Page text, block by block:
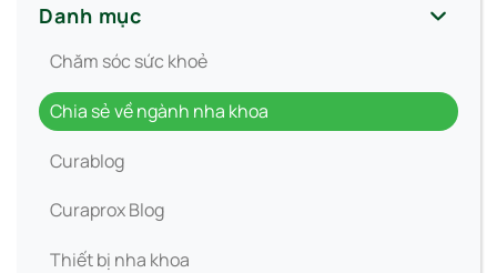
Danh mục
Chăm sóc sức khoẻ
Chia sẻ về ngành nha khoa
Curablog
Curaprox Blog
Thiết bị nha khoa